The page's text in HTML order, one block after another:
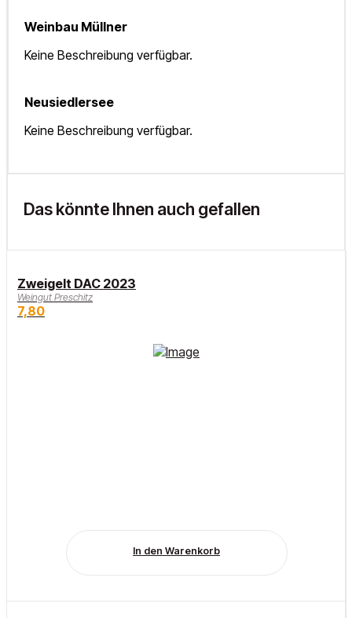
Weinbau Müllner
Keine Beschreibung verfügbar.
Neusiedlersee
Keine Beschreibung verfügbar.
Das könnte Ihnen auch gefallen
Zweigelt DAC 2023
Weingut Preschitz
7,80
In den Warenkorb